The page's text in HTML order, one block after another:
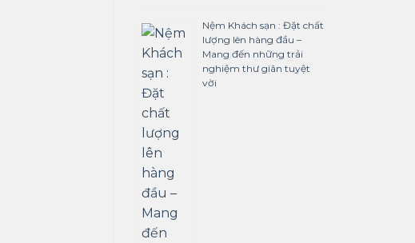
Nệm Khách sạn : Đặt chất
lượng lên hàng đầu –
Mang đến những trải
nghiệm thư giãn tuyệt
vời